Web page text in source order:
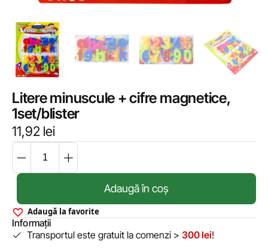
Litere minuscule + cifre magnetice,
1set/blister
11,92 lei
Adaugă în coș
Adaugă la favorite
Informații
Transportul este gratuit la comenzi > 300 lei!